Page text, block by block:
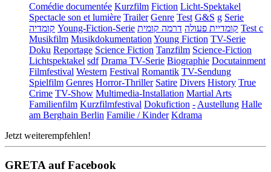
Comédie documentée Kurzfilm Fiction Licht-Spektakel
Spectacle son et lumière Trailer Genre Test G&S g Serie
קומדיה Young-Fiction-Serie קומדיית פעולה דרמה קומית
Test c
Musikfilm Musikdokumentation Young Fiction TV-Serie
Doku Reportage Science Fiction Tanzfilm Science-Fiction
Lichtspektakel sdf Drama TV-Serie Biographie Docutainment
Filmfestival Western Festival Romantik TV-Sendung
Spielfilm Genres Horror-Thriller Satire Divers History True
Crime TV-Show Multimedia-Installation Martial Arts
Familienfilm Kurzfilmfestival Dokufiction - Austellung Halle
am Berghain Berlin Familie / Kinder Kdrama
Jetzt weiterempfehlen!
GRETA auf Facebook